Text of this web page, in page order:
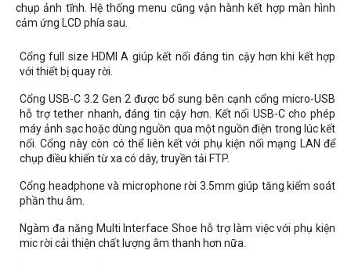
chụp ảnh tĩnh. Hệ thống menu cũng vận hành kết hợp màn hình
cảm ứng LCD phía sau.
Cổng full size HDMI A giúp kết nối đáng tin cậy hơn khi kết hợp
với thiết bị quay rời.
Cổng USB-C 3.2 Gen 2 được bổ sung bên cạnh cổng micro-USB
hỗ trợ tether nhanh, đáng tin cậy hơn. Kết nối USB-C cho phép
máy ảnh sạc hoặc dùng nguồn qua một nguồn điện trong lúc kết
nối. Cổng này còn có thể liên kết với phụ kiện nối mạng LAN để
chụp điều khiển từ xa có dây, truyền tải FTP.
Cổng headphone và microphone rời 3.5mm giúp tăng kiểm soát
phần thu âm.
Ngàm đa năng Multi Interface Shoe hỗ trợ làm việc với phụ kiện
mic rời cải thiện chất lượng âm thanh hơn nữa.